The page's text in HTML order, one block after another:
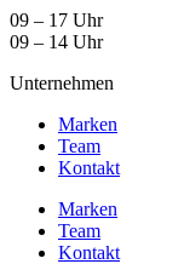
09 – 17 Uhr
09 – 14 Uhr
Unternehmen
Marken
Team
Kontakt
Marken
Team
Kontakt